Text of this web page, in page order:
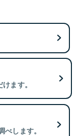
ます。
します。